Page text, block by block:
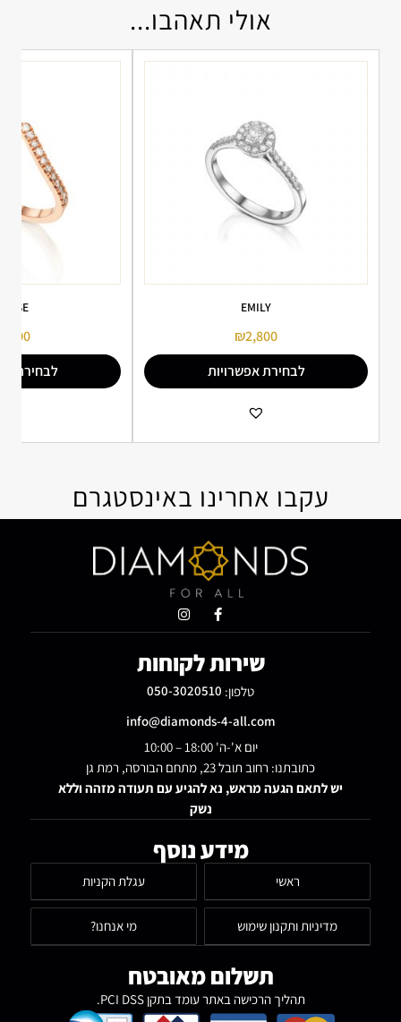
אולי תאהבו...
EMILY
₪2,800
לבחירת אפשרויות
הוספה למועדפים
לבחירת
עקבו אחרינו באינסטגרם
שירות לקוחות
טלפון: 050-3020510
info@diamonds-4-all.com
יום א'-ה' 18:00 – 10:00
כתובתנו: רחוב תובל 23, מתחם הבורסה, רמת גן
יש לתאם הגעה מראש, נא להגיע עם תעודה מזהה וללא
נשק
מידע נוסף
ראשי עגלת הקניות
מדיניות ותקנון שימוש מי אנחנו?
תשלום מאובטח
תהליך הרכישה באתר עומד בתקן PCI DSS.